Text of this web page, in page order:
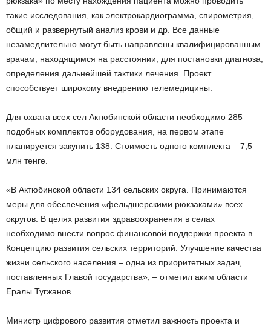
такие исследования, как электрокардиограмма, спирометрия,
общий и развернутый анализ крови и др. Все данные
незамедлительно могут быть направлены квалифицированным
врачам, находящимся на расстоянии, для постановки диагноза,
определения дальнейшей тактики лечения. Проект
способствует широкому внедрению телемедицины.
Для охвата всех сел Актюбинской области необходимо 285
подобных комплектов оборудования, на первом этапе
планируется закупить 138. Стоимость одного комплекта – 7,5
млн тенге.
«В Актюбинской области 134 сельских округа. Принимаются
меры для обеспечения «фельдшерскими рюкзаками» всех
округов. В целях развития здравоохранения в селах
необходимо внести вопрос финансовой поддержки проекта в
Концепцию развития сельских территорий. Улучшение качества
жизни сельского населения – одна из приоритетных задач,
поставленных Главой государства», – отметил аким области
Ералы Тугжанов.
Министр цифрового развития отметил важность проекта и